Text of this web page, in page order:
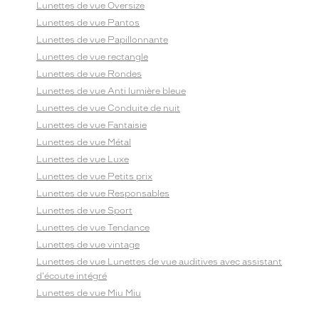
Lunettes de vue Oversize
Lunettes de vue Pantos
Lunettes de vue Papillonnante
Lunettes de vue rectangle
Lunettes de vue Rondes
Lunettes de vue Anti lumière bleue
Lunettes de vue Conduite de nuit
Lunettes de vue Fantaisie
Lunettes de vue Métal
Lunettes de vue Luxe
Lunettes de vue Petits prix
Lunettes de vue Responsables
Lunettes de vue Sport
Lunettes de vue Tendance
Lunettes de vue vintage
Lunettes de vue Lunettes de vue auditives avec assistant
d'écoute intégré
Lunettes de vue Miu Miu